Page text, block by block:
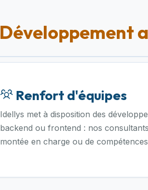
Développement
Renfort d'équipes
Idellys met à disposition des
backend ou frontend : nos
montée en charge ou de